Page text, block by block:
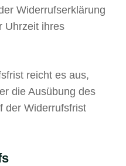
Widerrufserklärung
Uhrzeit ihres
reicht es aus,
die Ausübung des
der Widerrufsfrist